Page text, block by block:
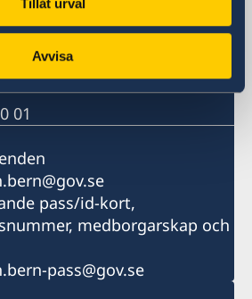
Tillåt urval
Avvisa
01
pass/id-kort,
medborgarskap och
pass@gov.se